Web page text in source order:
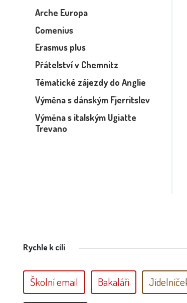
Arche Europa
Comenius
Erasmus plus
Přátelství v Chemnitz
Tématické zájezdy do Anglie
Výměna s dánským Fjerritslev
Výměna s italským Ugiatte
Trevano
Rychle k cíli
Školní email Bakaláři